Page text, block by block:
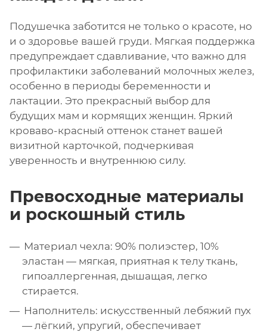
Подушечка заботится не только о красоте, но
и о здоровье вашей груди. Мягкая поддержка
предупреждает сдавливание, что важно для
профилактики заболеваний молочных желез,
особенно в периоды беременности и
лактации. Это прекрасный выбор для
будущих мам и кормящих женщин. Яркий
кроваво-красный оттенок станет вашей
визитной карточкой, подчеркивая
уверенность и внутреннюю силу.
Превосходные материалы
и роскошный стиль
Материал чехла: 90% полиэстер, 10%
эластан — мягкая, приятная к телу ткань,
гипоаллергенная, дышащая, легко
стирается.
Наполнитель: искусственный лебяжий пух
— лёгкий, упругий, обеспечивает